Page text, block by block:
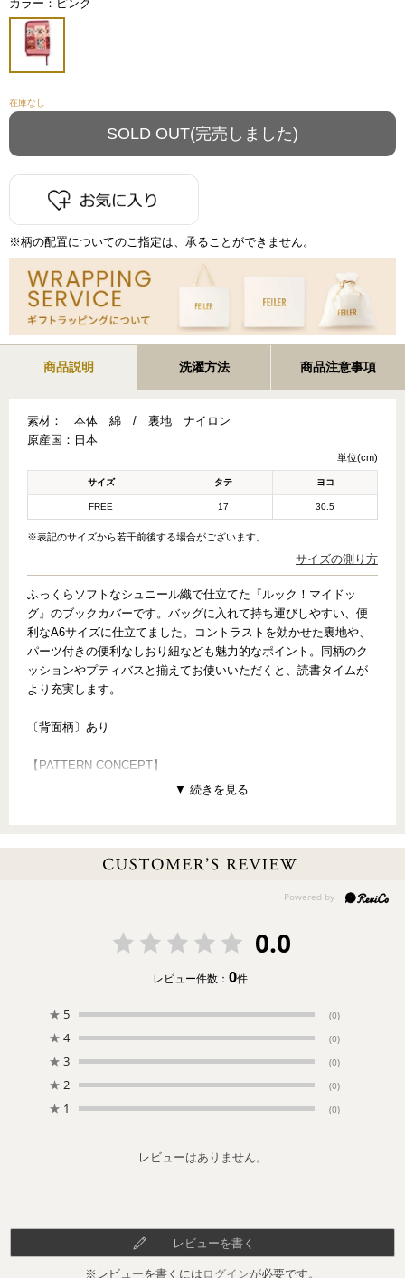
カラー：ピンク
在庫なし
※柄の配置についてのご指定は、承ることができません。
商品説明 洗濯方法 商品注意事項
素材：
本体 綿 / 裏地 ナイロン
原産国： 日本
単位(cm)
サイズ タテ ヨコ
FREE 17 30.5
※表記のサイズから若干前後する場合がございます。
サイズの測り方
ふっくらソフトなシュニール織で仕立てた『ルック！マイドッ
グ』のブックカバーです。バッグに入れて持ち運びしやすい、便
利なA6サイズに仕立てました。コントラストを効かせた裏地や、
パーツ付きの便利なしおり紐なども魅力的なポイント。同柄のク
ッションやプティバスと揃えてお使いいただくと、読書タイムが
より充実します。
〔背面柄〕あり
【PATTERN CONCEPT】
LOOK！ MY DOG（ルック！マイドッグ）
をかしげたり、おちゃめにペロっとしたり、どんな表情もどんな
0.0
レビュー件数： 0件
★ 5 (0)
★ 4 (0)
★ 3 (0)
★ 2 (0)
★ 1 (0)
レビューはありません。
レビューを書く
※レビューを書くには ログインが必要です。